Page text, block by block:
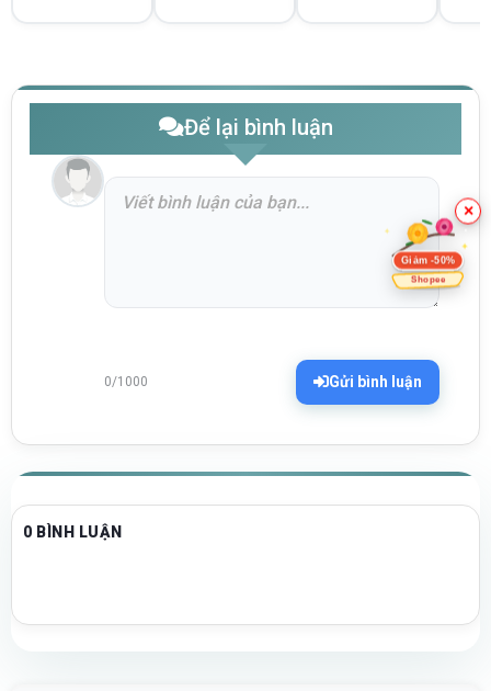
Để lại bình luận
0/1000 Gửi bình luận
0 BÌNH LUẬN
×
Giảm -50%
Shopee